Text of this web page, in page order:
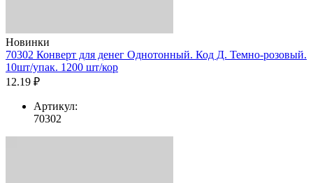
Новинки
70302 Конверт для денег Однотонный. Код Д. Темно-розовый.
10шт/упак. 1200 шт/кор
12.19 ₽
Артикул:
70302